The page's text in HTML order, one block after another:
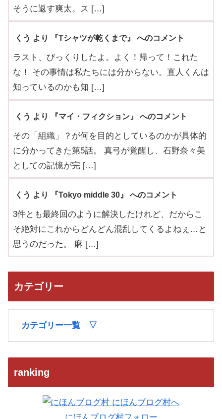
そうに返す爽太。ス […]
くう より 『Tシャツが乾くまで』 へのコメント
ラスト、びっくりしたよ。よく！帰って！これた
な！ その事情は私たちには分からない。直人くんは
知っているのかも知 […]
くう より 『マイ・フィクション』 へのコメント
その「組織」？が何を目的としているのかが具体的
に分かってきた第5話。 真弓が覚醒し、石野奈々美
としての記憶が完 […]
くう より 『Tokyo middle 30』 へのコメント
3件とも最終回のように解決したけれど、だからこ
そ絶対にこれからどんどん混乱してくるよねぇ…と
思うのだった。 麻 […]
カテゴリー
カテゴリー一覧 ▽
ranking